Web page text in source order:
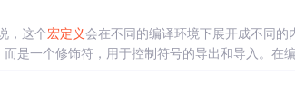
，这个宏定义会在不同的编译环境下展开成不同的
而是一个修饰符，用于控制符号的导出和导入。在